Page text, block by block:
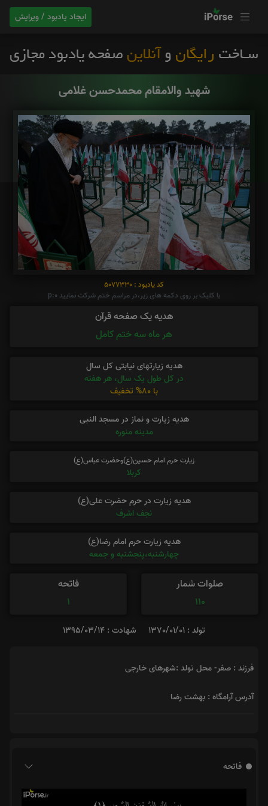
ایجاد یادبود / ویرایش
شهید والامقام محمدحسن غلامی
کد یادبود : 5077330
با کلیک بر روی دکمه های زیر،در مراسم ختم شرکت نمایید p:0
هدیه یک صفحه قرآن
هر ماه سه ختم کامل
هدیه زیارتهای نیابتی کل سال
در کل طول یک سال، هر هفته
با 80% تخفیف
هدیه زیارت و نماز در مسجد النبی
مدینه منوره
زیارت حرم امام حسین(ع)وحضرت عباس(ع)
کربلا
هدیه زیارت در حرم حضرت علی(ع)
نجف اشرف
هدیه زیارت حرم امام رضا(ع)
چهارشنبه،پنجشنبه و جمعه
صلوات شمار
110
فاتحه
1
تولد : 1370/01/01 شهادت : 1395/03/14
فرزند : صفر- محل تولد :شهرهای خارجی
آدرس آرامگاه : بهشت رضا
فاتحه